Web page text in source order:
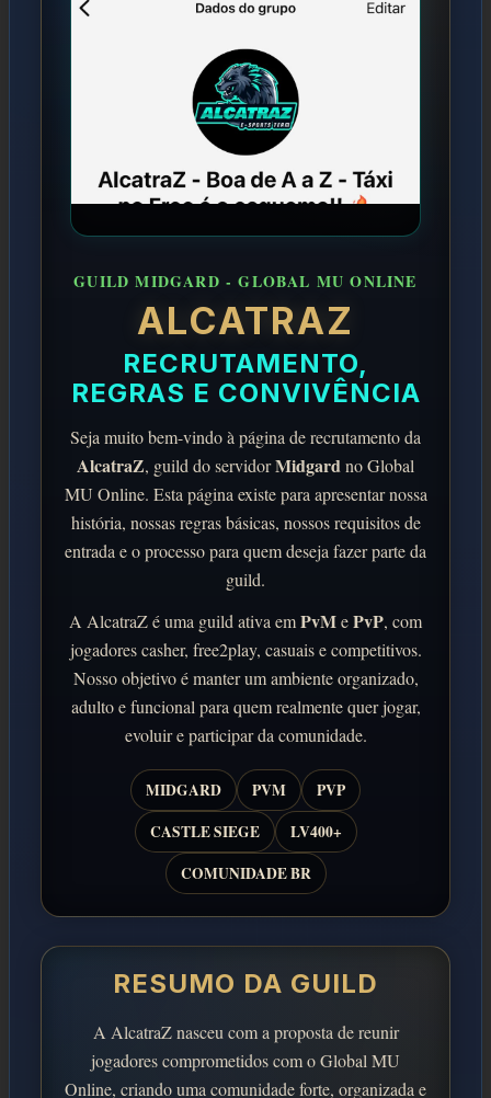
GUILD MIDGARD - GLOBAL MU ONLINE
ALCATRAZ
RECRUTAMENTO,
REGRAS E CONVIVÊNCIA
Seja muito bem-vindo à página de recrutamento da
AlcatraZ, guild do servidorMidgardno Global
MU Online. Esta página existe para apresentar nossa
história, nossas regras básicas, nossos requisitos de
entrada e o processo para quem deseja fazer parte da
guild.
A AlcatraZ é uma guild ativa emPvMePvP, com
jogadores casher, free2play, casuais e competitivos.
Nosso objetivo é manter um ambiente organizado,
adulto e funcional para quem realmente quer jogar,
evoluir e participar da comunidade.
MIDGARD PVM
PVP
CASTLE SIEGE
LV400+
COMUNIDADE BR
RESUMO DA GUILD
A AlcatraZ nasceu com a proposta de reunir
jogadores comprometidos com o Global MU
Online, criando uma comunidade forte, organizada e